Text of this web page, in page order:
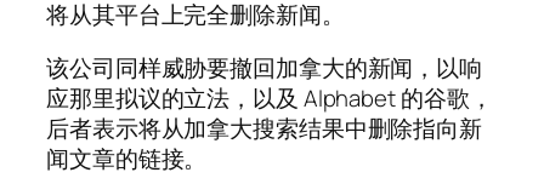
将从其平台上完全删除新闻。
该公司同样威胁要撤回加拿大的新闻，以响
应那里拟议的立法，以及 Alphabet 的谷歌，
后者表示将从加拿大搜索结果中删除指向新
闻文章的链接。